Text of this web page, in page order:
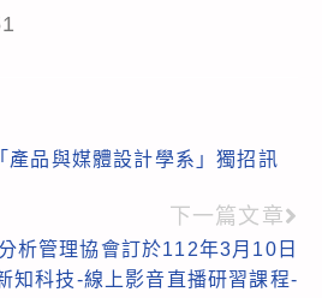
產品與媒體設計學系」獨招訊
下一篇文章
析管理協會訂於112年3月10日
知科技-線上影音直播研習課程-